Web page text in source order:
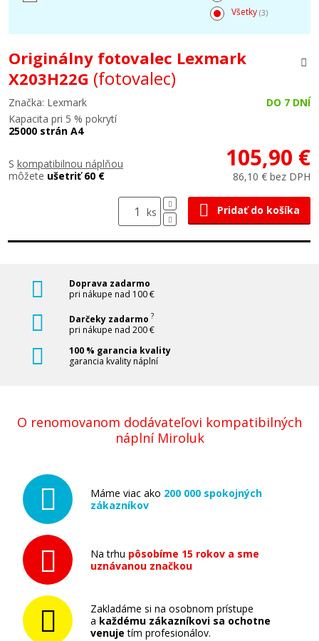
Všetky (3)
Originálny fotovalec Lexmark
X203H22G (fotovalec)
Značka: Lexmark
DO 7 DNÍ
Kapacita pri 5 % pokrytí
25000 strán A4
S kompatibilnou náplňou
môžete ušetriť 60 €
105,90 €
86,10 € bez DPH
ks Pridať do košíka
Doprava zadarmo
pri nákupe nad 100 €
Darčeky zadarmo ?
pri nákupe nad 200 €
100 % garancia kvality
garancia kvality náplní
O renomovanom dodávateľovi kompatibilných
náplní Miroluk
Máme viac ako 200 000 spokojných
zákazníkov
Na trhu pôsobíme 15 rokov a sme
uznávanou značkou
Zakladáme si na osobnom prístupe
a každému zákazníkovi sa ochotne
venuje tím profesionálov.